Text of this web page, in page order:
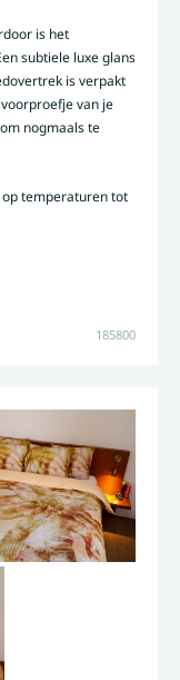
is het
subtiele luxe glans
is verpakt
van je
nogmaals te
temperaturen tot
185800